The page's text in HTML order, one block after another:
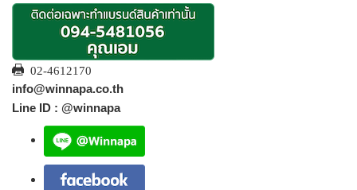
02-4612170
info@winnapa.co.th
Line ID : @winnapa